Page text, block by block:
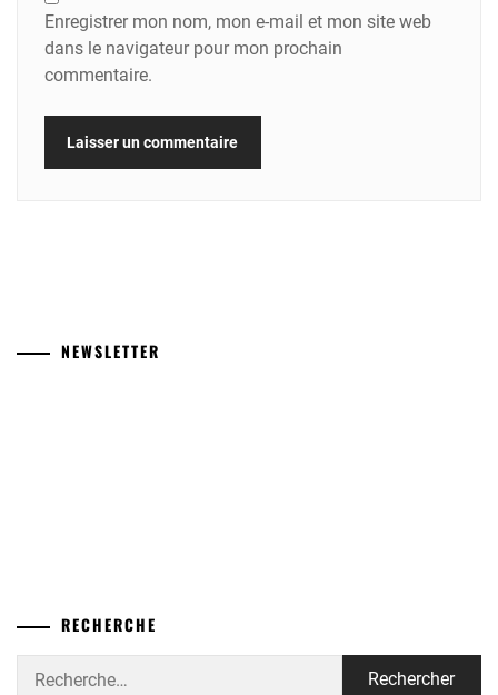
Enregistrer mon nom, mon e-mail et mon site web
dans le navigateur pour mon prochain
commentaire.
NEWSLETTER
RECHERCHE